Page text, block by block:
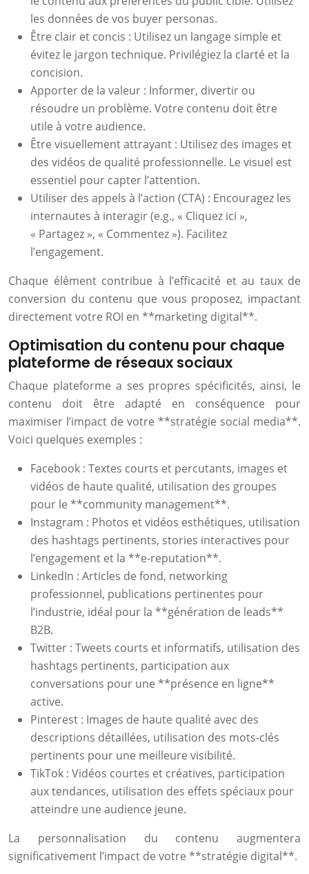
les données de vos buyer personas.
Être clair et concis : Utilisez un langage simple et
évitez le jargon technique. Privilégiez la clarté et la
concision.
Apporter de la valeur : Informer, divertir ou
résoudre un problème. Votre contenu doit être
utile à votre audience.
Être visuellement attrayant : Utilisez des images et
des vidéos de qualité professionnelle. Le visuel est
essentiel pour capter l’attention.
Utiliser des appels à l’action (CTA) : Encouragez les
internautes à interagir (e.g., « Cliquez ici »,
« Partagez », « Commentez »). Facilitez
l’engagement.
Chaque élément contribue à l’efficacité et au taux de
conversion du contenu que vous proposez, impactant
directement votre ROI en **marketing digital**.
Optimisation du contenu pour chaque
plateforme de réseaux sociaux
Chaque plateforme a ses propres spécificités, ainsi, le
contenu doit être adapté en conséquence pour
maximiser l’impact de votre **stratégie social media**.
Voici quelques exemples :
Facebook : Textes courts et percutants, images et
vidéos de haute qualité, utilisation des groupes
pour le **community management**.
Instagram : Photos et vidéos esthétiques, utilisation
des hashtags pertinents, stories interactives pour
l’engagement et la **e-reputation**.
LinkedIn : Articles de fond, networking
professionnel, publications pertinentes pour
l’industrie, idéal pour la **génération de leads**
B2B.
Twitter : Tweets courts et informatifs, utilisation des
hashtags pertinents, participation aux
conversations pour une **présence en ligne**
active.
Pinterest : Images de haute qualité avec des
descriptions détaillées, utilisation des mots-clés
pertinents pour une meilleure visibilité.
TikTok : Vidéos courtes et créatives, participation
aux tendances, utilisation des effets spéciaux pour
atteindre une audience jeune.
La personnalisation du contenu augmentera
significativement l’impact de votre **stratégie digital**.